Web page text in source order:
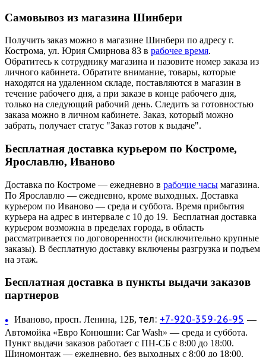
Самовывоз из магазина Шинбери
Получить заказ можно в магазине Шинбери по адресу г.
Кострома, ул. Юрия Смирнова 83 в рабочее время.
Обратитесь к сотруднику магазина и назовите номер заказа из
личного кабинета. Обратите внимание, товары, которые
находятся на удаленном складе, поставляются в магазин в
течение рабочего дня, а при заказе в конце рабочего дня,
только на следующий рабочий день. Следить за готовностью
заказа можно в личном кабинете. Заказ, который можно
забрать, получает статус "Заказ готов к выдаче".
Бесплатная доставка курьером по Костроме,
Ярославлю, Иваново
Доставка по Костроме — ежедневно в рабочие часы магазина.
По Ярославлю — ежедневно, кроме выходных. Доставка
курьером по Иваново — среда и суббота. Время прибытия
курьера на адрес в интервале с 10 до 19. Бесплатная доставка
курьером возможна в пределах города, в область
рассматривается по договоренности (исключительно крупные
заказы). В бесплатную доставку включены разгрузка и подъем
на этаж.
Бесплатная доставка в пункты выдачи заказов
партнеров
• Иваново, просп. Ленина, 12Б, тел: +7-920-359-26-95 —
Автомойка «Евро Конюшни: Car Wash» — среда и суббота.
Пункт выдачи заказов работает с ПН-СБ с 8:00 до 18:00.
Шиномонтаж — ежедневно, без выходных с 8:00 до 18:00.